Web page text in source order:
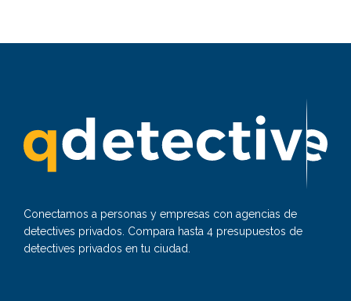
Conectamos a personas y empresas con agencias de
detectives privados. Compara hasta 4 presupuestos de
detectives privados en tu ciudad.